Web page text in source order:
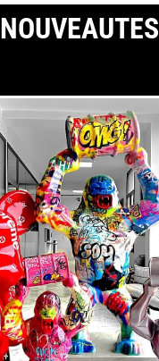
NOUVEAUTES